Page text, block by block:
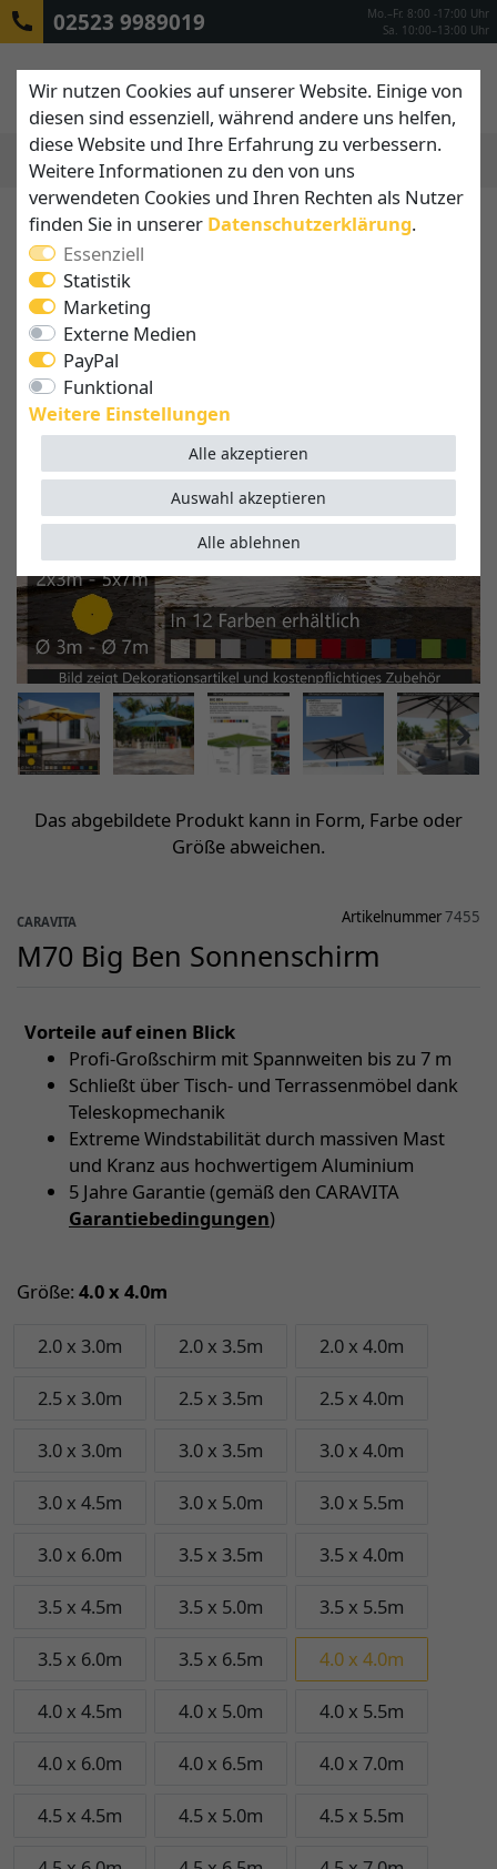
02523 9989019
Mo.–Fr. 8:00 -17:00 Uhr
Sa. 10:00–13:00 Uhr
Das abgebildete Produkt kann in Form, Farbe oder
Größe abweichen.
CARAVITA Artikelnummer7455
M70 Big Ben Sonnenschirm
Vorteile auf einen Blick
Profi-Großschirm mit Spannweiten bis zu 7 m
Schließt über Tisch- und Terrassenmöbel dank
Teleskopmechanik
Extreme Windstabilität durch massiven Mast
und Kranz aus hochwertigem Aluminium
5 Jahre Garantie (gemäß den CARAVITA
Garantiebedingungen)
Größe: 4.0 x 4.0m
2.0 x 3.0m 2.0 x 3.5m 2.0 x 4.0m
2.5 x 3.0m 2.5 x 3.5m 2.5 x 4.0m
3.0 x 3.0m 3.0 x 3.5m 3.0 x 4.0m
3.0 x 4.5m 3.0 x 5.0m 3.0 x 5.5m
3.0 x 6.0m 3.5 x 3.5m 3.5 x 4.0m
3.5 x 4.5m 3.5 x 5.0m 3.5 x 5.5m
3.5 x 6.0m 3.5 x 6.5m 4.0 x 4.0m
4.0 x 4.5m 4.0 x 5.0m 4.0 x 5.5m
4.0 x 6.0m 4.0 x 6.5m 4.0 x 7.0m
4.5 x 4.5m 4.5 x 5.0m 4.5 x 5.5m
Wir nutzen Cookies auf unserer Website. Einige von
diesen sind essenziell, während andere uns helfen,
diese Website und Ihre Erfahrung zu verbessern.
Weitere Informationen zu den von uns
verwendeten Cookies und Ihren Rechten als Nutzer
finden Sie in unserer Daten­schutz­erklärung.
Essenziell
Statistik
Marketing
Externe Medien
PayPal
Funktional
Weitere Einstellungen
Alle akzeptieren
Alle ablehnen
Auswahl akzeptieren